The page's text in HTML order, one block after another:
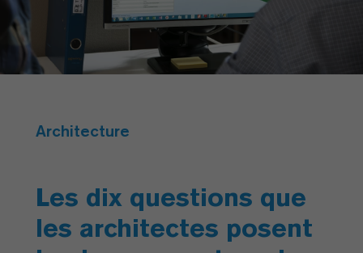
Architecture
Les dix questions que
les architectes posent